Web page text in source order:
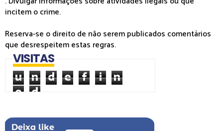
incitem o crime.
Reserva-se o direito de não serem publicados comentários
que desrespeitem estas regras.
VISITAS
u n d e f i n
e d